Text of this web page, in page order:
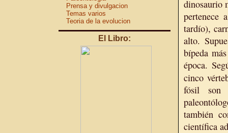
Prensa y divulgacion
Temas varios
Teoria de la evolucion
El Libro:
dinosaurio
pertenece
tardío),
alto.
bípeda
época.
cinco
fósil son
también
científica